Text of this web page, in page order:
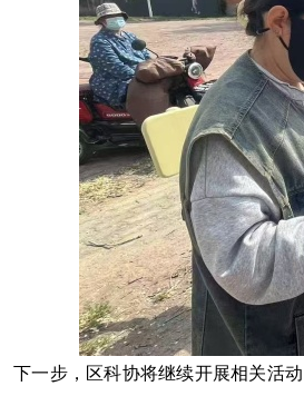
下一步，区科协将继续开展相关活